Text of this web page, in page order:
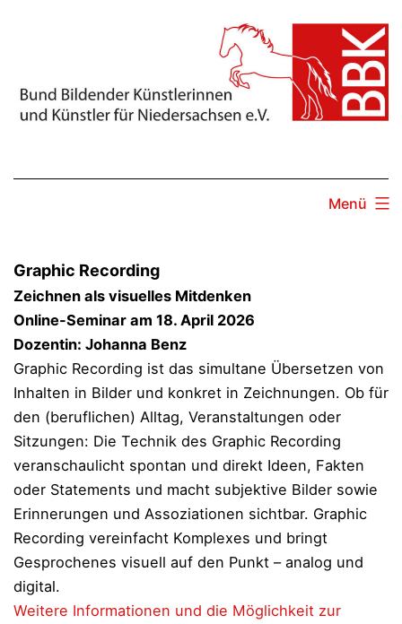
Menü
Graphic Recording
Zeichnen als visuelles Mitdenken
Online-Seminar am 18. April 2026
Dozentin: Johanna Benz
Graphic Recording ist das simultane Übersetzen von
Inhalten in Bilder und konkret in Zeichnungen. Ob für
den (beruflichen) Alltag, Veranstaltungen oder
Sitzungen: Die Technik des Graphic Recording
veranschaulicht spontan und direkt Ideen, Fakten
oder Statements und macht subjektive Bilder sowie
Erinnerungen und Assoziationen sichtbar. Graphic
Recording vereinfacht Komplexes und bringt
Gesprochenes visuell auf den Punkt – analog und
digital.
Weitere Informationen und die Möglichkeit zur